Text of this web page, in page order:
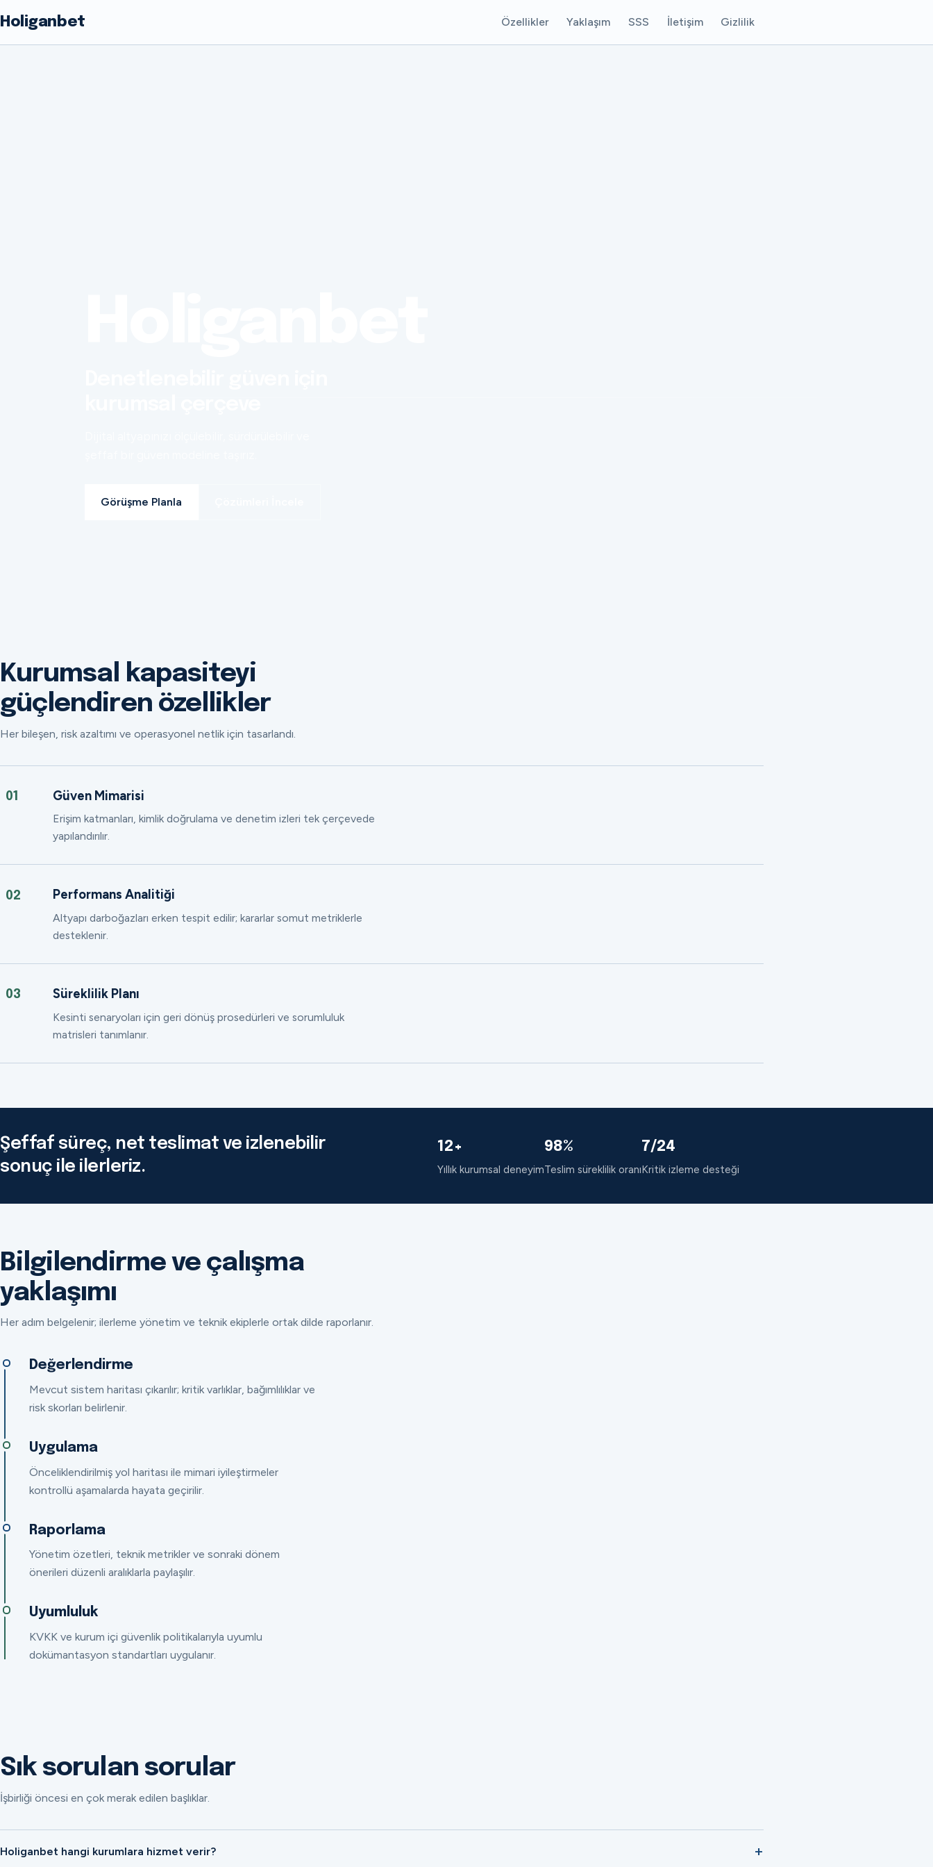
Holiganbet Özellikler Yaklaşım SSS İletişim Gizlilik
Görüşme Planla
Kurumsal kapasiteyi
güçlendiren özellikler
Her bileşen, risk azaltımı ve operasyonel netlik için tasarlandı.
01 Güven Mimarisi
Erişim katmanları, kimlik doğrulama ve denetim izleri tek çerçevede
yapılandırılır.
02 Performans Analitiği
Altyapı darboğazları erken tespit edilir; kararlar somut metriklerle
desteklenir.
03 Süreklilik Planı
Kesinti senaryoları için geri dönüş prosedürleri ve sorumluluk
matrisleri tanımlanır.
Şeffaf süreç, net teslimat ve izlenebilir
sonuç ile ilerleriz.
12+
Yıllık kurumsal deneyim
98%
Teslim süreklilik oranı
7/24
Kritik izleme desteği
Bilgilendirme ve çalışma
yaklaşımı
Her adım belgelenir; ilerleme yönetim ve teknik ekiplerle ortak dilde raporlanır.
Değerlendirme
Mevcut sistem haritası çıkarılır; kritik varlıklar, bağımlılıklar ve
risk skorları belirlenir.
Uygulama
Önceliklendirilmiş yol haritası ile mimari iyileştirmeler
kontrollü aşamalarda hayata geçirilir.
Raporlama
Yönetim özetleri, teknik metrikler ve sonraki dönem
önerileri düzenli aralıklarla paylaşılır.
Uyumluluk
KVKK ve kurum içi güvenlik politikalarıyla uyumlu
dokümantasyon standartları uygulanır.
Sık sorulan sorular
İşbirliği öncesi en çok merak edilen başlıklar.
Holiganbet hangi kurumlara hizmet verir?